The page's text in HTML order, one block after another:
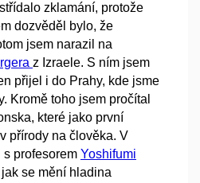
zklamání, protože
dozvěděl bylo, že
jsem narazil na
z Izraele. S ním jsem
přijel i do Prahy, kde jsme
Kromě toho jsem pročítal
které jako první
přírody na člověka. V
profesorem Yoshifumi
se mění hladina